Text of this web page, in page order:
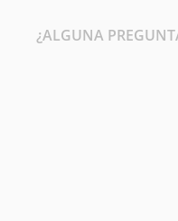
¿ALGUNA